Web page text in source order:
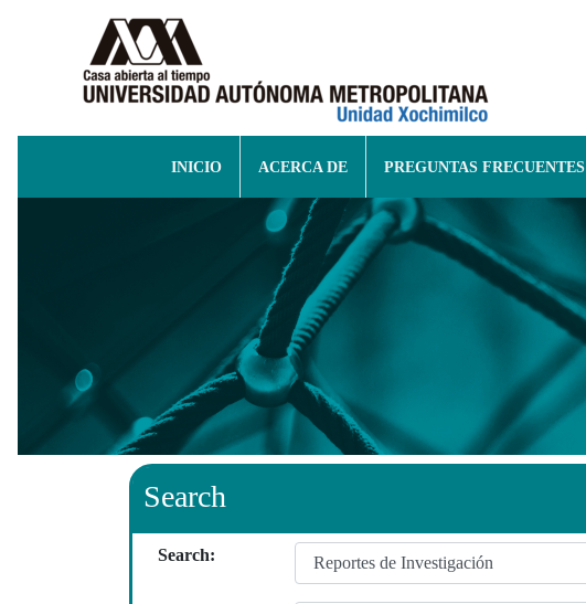
INICIO ACERCA DE PREGUNTAS FRECUENTES
Search
Search: